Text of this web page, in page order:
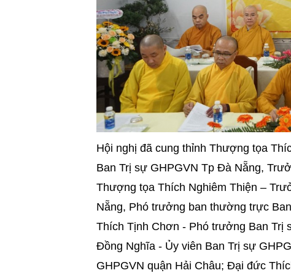
Hội nghị đã cung thỉnh Thượng tọa
Ban Trị sự GHPGVN Tp Đà Nẵng,
Thượng tọa Thích Nghiêm Thiện –
Nẵng, Phó trưởng ban thường trực
Thích Tịnh Chơn - Phó trưởng Ban Trị
Đồng Nghĩa - Ủy viên Ban Trị sự
GHPGVN quận Hải Châu; Đại đức